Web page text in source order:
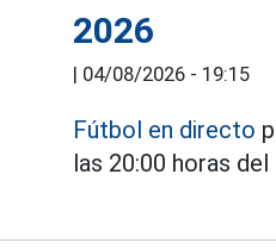
2026
| 04/08/2026 - 19:15
Fútbol en directo
las 20:00 horas